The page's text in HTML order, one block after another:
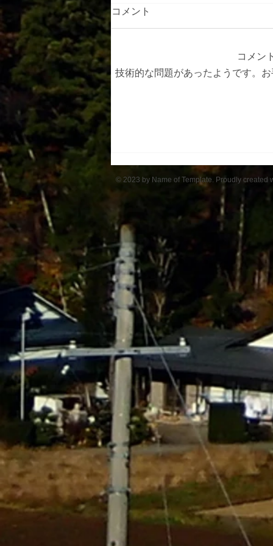
コメント
コメン
技術的な問題があったようです。
© 2023 by Name of Template. Proudly created